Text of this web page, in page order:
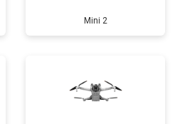
Mini 2